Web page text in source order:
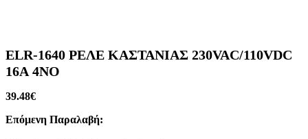
ELR-1640 ΡΕΛΕ ΚΑΣΤΑΝΙΑΣ 230VAC/110VDC
16А 4NO
39.48€
Επόμενη Παραλαβή: